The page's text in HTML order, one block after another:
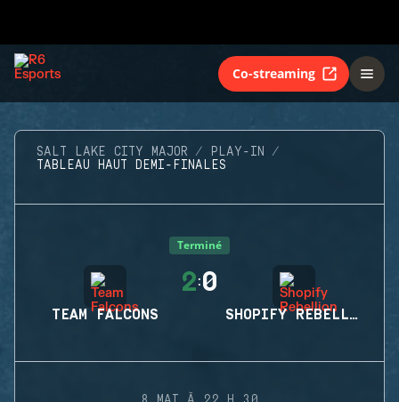
Co-streaming
SALT LAKE CITY MAJOR
PLAY-IN
TABLEAU HAUT DEMI-FINALES
Terminé
TEAM FALCONS
2:0
SHOPIFY REBELLION